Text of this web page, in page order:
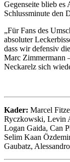
Gegenseite blieb
Schlussminute den
„Für Fans des
absoluter
dass wir defensiv
Marc Zimmermann
Neckarelz sich
Kader: Marcel
Ryczkowski, Levin
Logan Gaida, Can
Selim Kaan
Gaubatz,